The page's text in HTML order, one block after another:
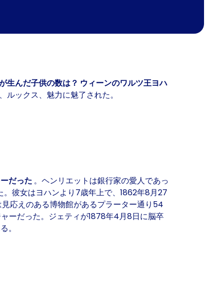
生んだ子供の数は？ ウィーンのワルツ王ヨハ
ックス、魅力に魅了された。
だった 。ヘンリエットは銀行家の愛人であっ
彼女はヨハンより7歳年上で、1862年8月27
応えのある博物館があるプラーター通り54
ーだった。ジェティが1878年4月8日に脳卒
。